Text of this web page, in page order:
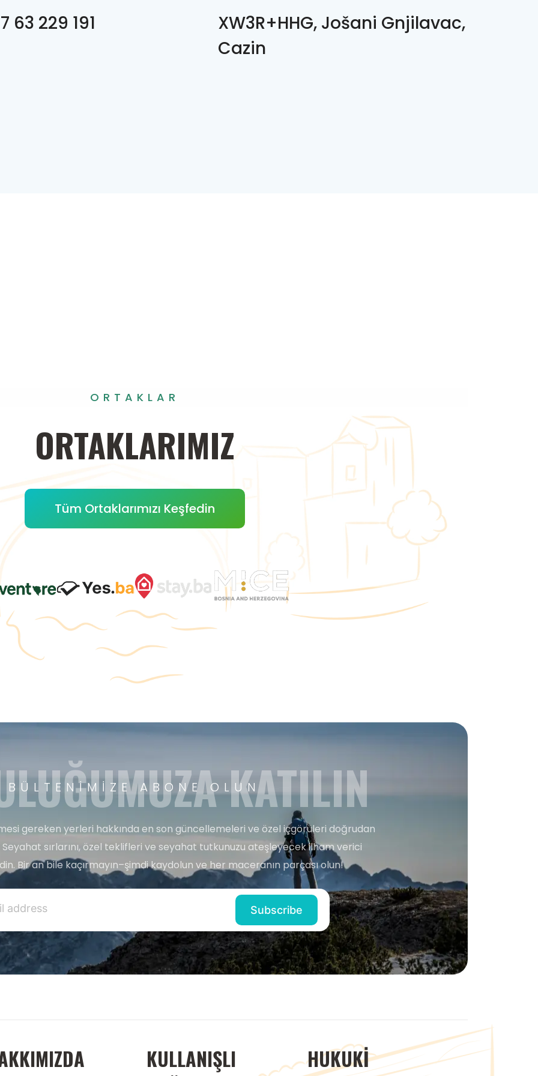
63 229 191
XW3R+HHG, Jošani Gnjilavac,
Cazin
ORTAKLAR
ORTAKLARIMIZ
Tüm Ortaklarımızı Keşfedin
BÜLTENIMIZE ABONE OLUNKATILIN
gereken yerleri hakkında en son güncellemeleri ve özel içgörüleri doğrudan
Seyahat sırlarını, özel teklifleri ve seyahat tutkunuzu ateşleyecek ilham verici
Bir an bile kaçırmayın–şimdi kaydolun ve her maceranın parçası olun!
KULLANIŞLI
HUKUKI